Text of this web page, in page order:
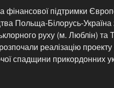
фінансової підтримки
Польща-Білорусь-
руху (м. Люблін) та
реалізацію
спадщини прикордонних